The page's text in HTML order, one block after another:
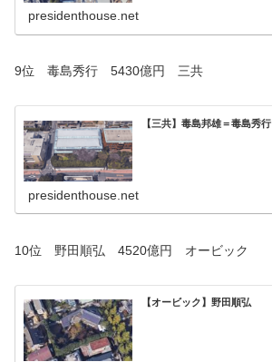
presidenthouse.net
9位 毒島秀行 5430億円 三共
【三共】毒島邦雄＝毒島秀行
presidenthouse.net
10位 野田順弘 4520億円 オービック
【オービック】野田順弘